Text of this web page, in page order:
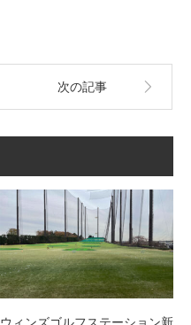
次の記事
ウィンズゴルフステーション新